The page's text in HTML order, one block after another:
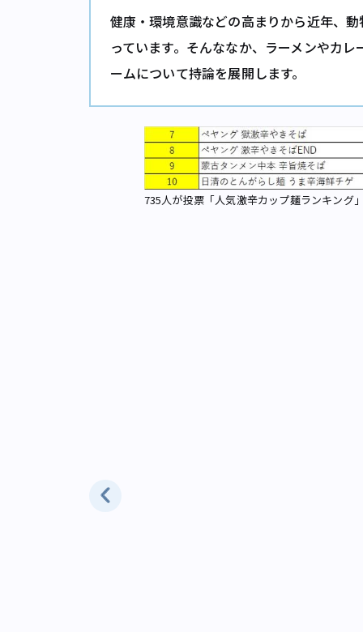
健康・環境意識などの高まりから近年、
っています。そんななか、ラーメンやカ
ームについて持論を展開します。
735人が投票「人気激辛カップ麺ランキング